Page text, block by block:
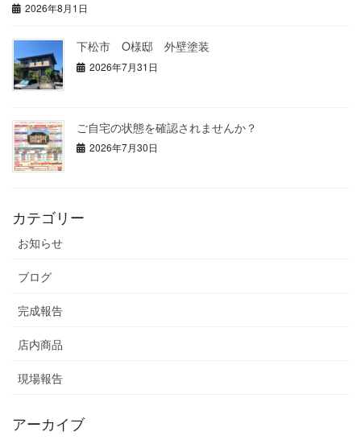
2026年8月1日
下松市 O様邸 外壁塗装
2026年7月31日
ご自宅の状態を確認されませんか？
2026年7月30日
カテゴリー
お知らせ
ブログ
完成報告
店内商品
現場報告
アーカイブ